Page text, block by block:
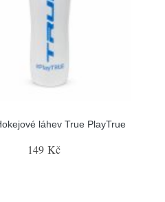
láhev True PlayTrue
149 Kč